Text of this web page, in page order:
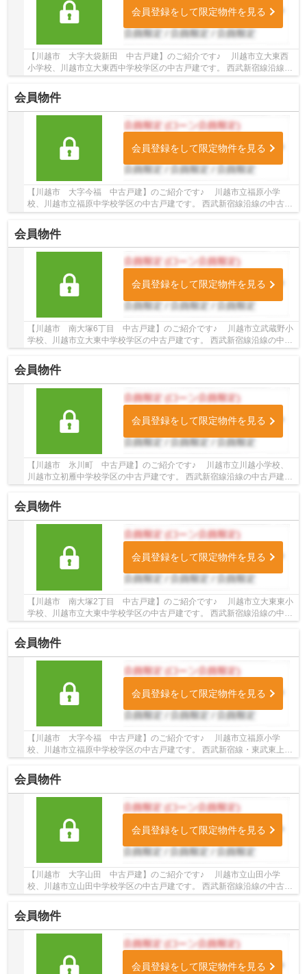
会員登録をして限定物件を見る
【川越市 大字大袋新田 中古戸建】のご紹介です♪ 川越市立大東西
小学校、川越市立大東西中学校学区の中古戸建です。 西武新宿線沿線の
中古戸建♪南大塚駅徒歩13分の中古戸建です。 ...
会員物件
会員登録をして限定物件を見る
【川越市 大字今福 中古戸建】のご紹介です♪ 川越市立福原小学
校、川越市立福原中学校学区の中古戸建です。 西武新宿線沿線の中古戸
建♪南大塚駅徒歩29分の中古戸建です。 お気軽に...
会員物件
会員登録をして限定物件を見る
【川越市 南大塚6丁目 中古戸建】のご紹介です♪ 川越市立武蔵野小
学校、川越市立大東中学校学区の中古戸建です。 西武新宿線沿線の中古
会員物件
会員登録をして限定物件を見る
【川越市 氷川町 中古戸建】のご紹介です♪ 川越市立川越小学校、
川越市立初雁中学校学区の中古戸建です。 西武新宿線沿線の中古戸建♪
会員物件
会員登録をして限定物件を見る
【川越市 南大塚2丁目 中古戸建】のご紹介です♪ 川越市立大東東小
学校、川越市立大東中学校学区の中古戸建です。 西武新宿線沿線の中古
会員物件
会員登録をして限定物件を見る
【川越市 大字今福 中古戸建】のご紹介です♪ 川越市立福原小学
校、川越市立福原中学校学区の中古戸建です。 西武新宿線・東武東上
線・川越線沿線の中古戸建♪南大塚駅徒歩28分、川...
会員物件
会員登録をして限定物件を見る
【川越市 大字山田 中古戸建】のご紹介です♪ 川越市立山田小学
校、川越市立山田中学校学区の中古戸建です。 西武新宿線沿線の中古戸
建♪本川越駅よりバス12分、「浄国寺」下車徒歩4...
会員物件
会員登録をして限定物件を見る